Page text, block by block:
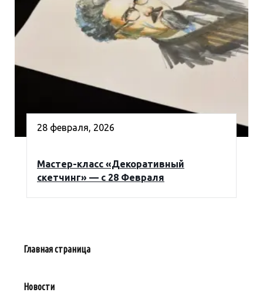
28 февраля, 2026
Мастер-класс «Декоративный
скетчинг» — с 28 Февраля
Главная страница
Новости